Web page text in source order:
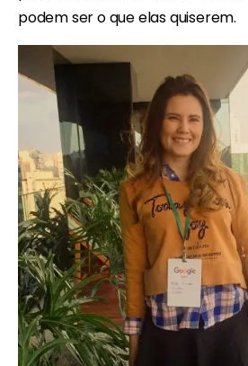
podem ser o que elas quiserem.